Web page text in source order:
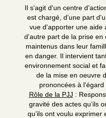
Il s'agit d'un centre
est chargé, d'une part
vue d'apporter une aide
d'autre part de la prise en
maintenus dans leur
en danger. Il intervient
environnement social et
de la mise en oeuvre
prononcées à l'égard
Rôle de la PJJ :
gravité des actes qu’ils
qu’ils ont voulu exprimer